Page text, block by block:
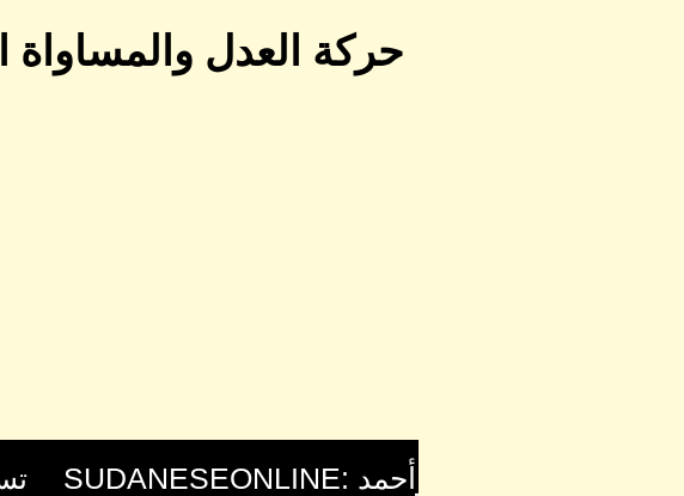
حركة العدل والمساواة